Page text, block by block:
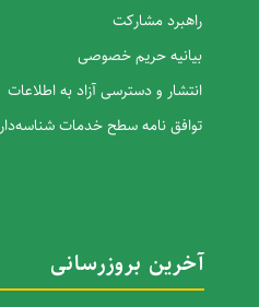
راهبرد مشارکت
بیانیه حریم خصوصی
انتشار و دسترسی آزاد به اطلاعات
توافق نامه سطح خدمات شناسه‌دار
آخرین بروزرسانی